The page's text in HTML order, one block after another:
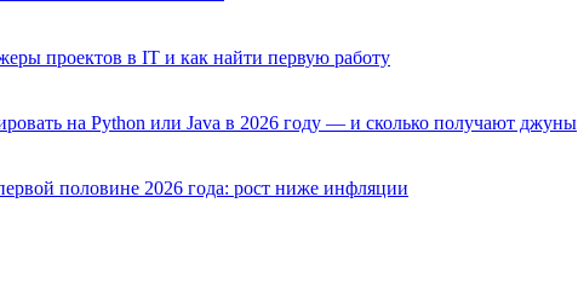
проектов в IT и как найти первую работу
на Python или Java в 2026 году — и сколько получают джуны
половине 2026 года: рост ниже инфляции